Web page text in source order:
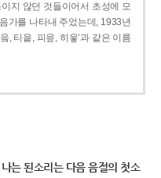
이지 않던 것들이어서 초성에 모
음가를 나타내 주었는데, 1933년
, 티읕, 피읖, 히읗’과 같은 이름
는 된소리는 다음 음절의 첫소